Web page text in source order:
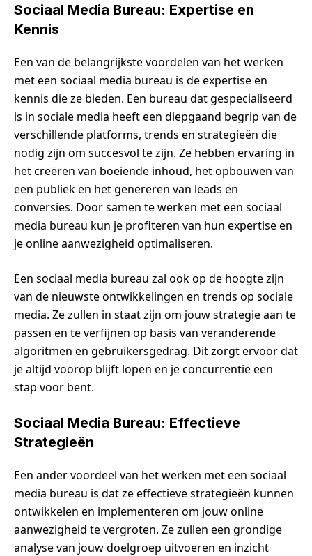
Sociaal Media Bureau: Expertise en
Kennis
Een van de belangrijkste voordelen van het werken
met een sociaal media bureau is de expertise en
kennis die ze bieden. Een bureau dat gespecialiseerd
is in sociale media heeft een diepgaand begrip van de
verschillende platforms, trends en strategieën die
nodig zijn om succesvol te zijn. Ze hebben ervaring in
het creëren van boeiende inhoud, het opbouwen van
een publiek en het genereren van leads en
conversies. Door samen te werken met een sociaal
media bureau kun je profiteren van hun expertise en
je online aanwezigheid optimaliseren.
Een sociaal media bureau zal ook op de hoogte zijn
van de nieuwste ontwikkelingen en trends op sociale
media. Ze zullen in staat zijn om jouw strategie aan te
passen en te verfijnen op basis van veranderende
algoritmen en gebruikersgedrag. Dit zorgt ervoor dat
je altijd voorop blijft lopen en je concurrentie een
stap voor bent.
Sociaal Media Bureau: Effectieve
Strategieën
Een ander voordeel van het werken met een sociaal
media bureau is dat ze effectieve strategieën kunnen
ontwikkelen en implementeren om jouw online
aanwezigheid te vergroten. Ze zullen een grondige
analyse van jouw doelgroep uitvoeren en inzicht